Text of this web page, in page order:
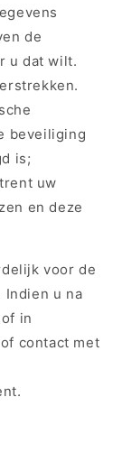
de
u dat wilt.
beveiliging
is;
uw
en deze
voor de
Indien u na
in
contact met